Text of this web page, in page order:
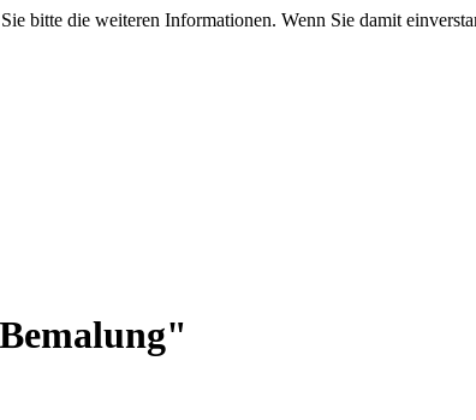
bitte die weiteren Informationen. Wenn Sie damit